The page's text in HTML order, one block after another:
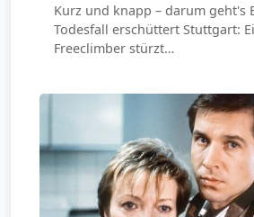
Kurz und knapp – darum geht's
Todesfall erschüttert Stuttgart:
Freeclimber stürzt…